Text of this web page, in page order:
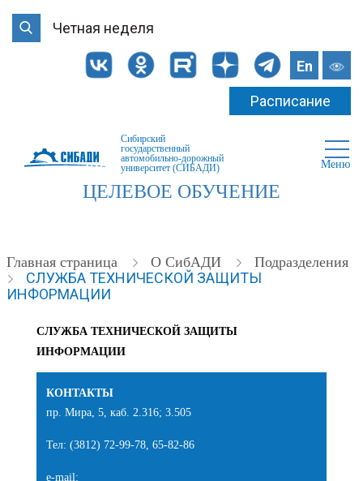
Четная неделя
En
Расписание
Сибирский
государственный
автомобильно-дорожный
университет (СИБАДИ)
Меню
ЦЕЛЕВОЕ ОБУЧЕНИЕ
Главная страница О СибАДИ Подразделения
СЛУЖБА ТЕХНИЧЕСКОЙ ЗАЩИТЫ
ИНФОРМАЦИИ
СЛУЖБА ТЕХНИЧЕСКОЙ ЗАЩИТЫ
ИНФОРМАЦИИ
КОНТАКТЫ
пр. Мира, 5, каб. 2.316; 3.505
Тел: (3812) 72-99-78, 65-82-86
e-mail: